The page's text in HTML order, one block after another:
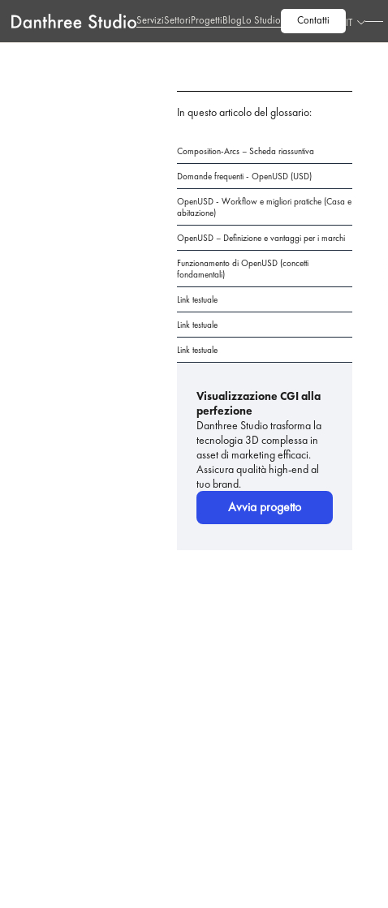
ServiziSettoriProgettiBlogLo Studio Contatti IT
In questo articolo del glossario:
Composition-Arcs – Scheda riassuntiva
Domande frequenti - OpenUSD (USD)
OpenUSD - Workflow e migliori pratiche (Casa e
abitazione)
OpenUSD – Definizione e vantaggi per i marchi
Funzionamento di OpenUSD (concetti
fondamentali)
Link testuale
Link testuale
Link testuale
Visualizzazione CGI alla
perfezione
Danthree Studio trasforma la
tecnologia 3D complessa in
asset di marketing efficaci.
Assicura qualità high-end al
tuo brand.
Avvia progetto